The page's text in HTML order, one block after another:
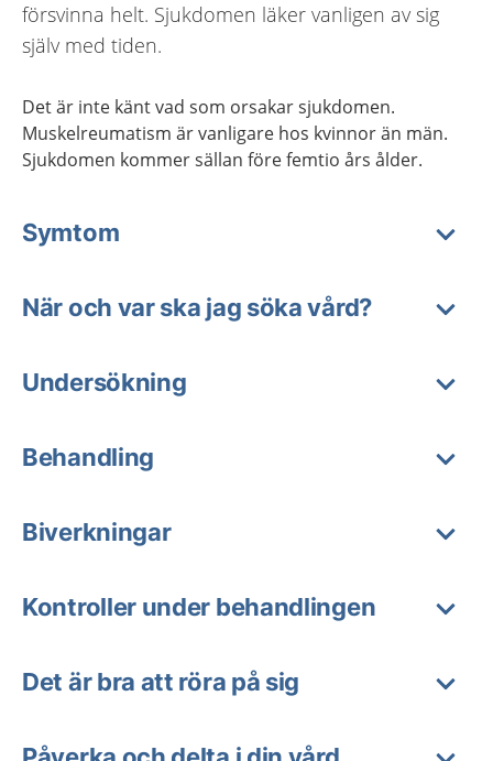
försvinna helt. Sjukdomen läker vanligen av sig
själv med tiden.
Det är inte känt vad som orsakar sjukdomen.
Muskelreumatism är vanligare hos kvinnor än män.
Sjukdomen kommer sällan före femtio års ålder.
Symtom
När och var ska jag söka vård?
Undersökning
Behandling
Biverkningar
Kontroller under behandlingen
Det är bra att röra på sig